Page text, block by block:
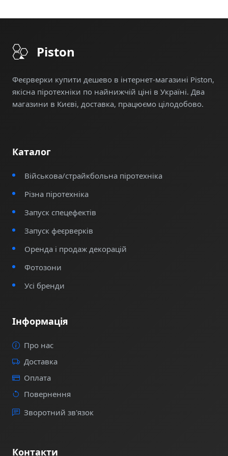
Piston
Феєрверки купити дешево в інтернет-магазині Piston,
якісна піротехніки по найнижчій ціні в Україні. Два
магазини в Києві, доставка, працюємо цілодобово.
Каталог
Військова/страйкбольна піротехніка
Різна піротехніка
Запуск спецефектів
Запуск феєрверків
Оренда і продаж декорацій
Фотозони
Усі бренди
Інформація
Про нас
Доставка
Оплата
Повернення
Зворотний зв'язок
Контакти